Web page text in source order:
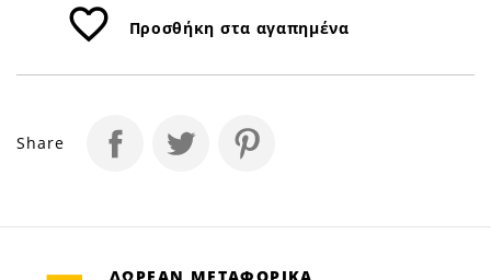
favorite_border Προσθήκη στα αγαπημένα
Share